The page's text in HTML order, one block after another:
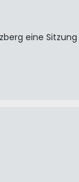
eine Sitzung